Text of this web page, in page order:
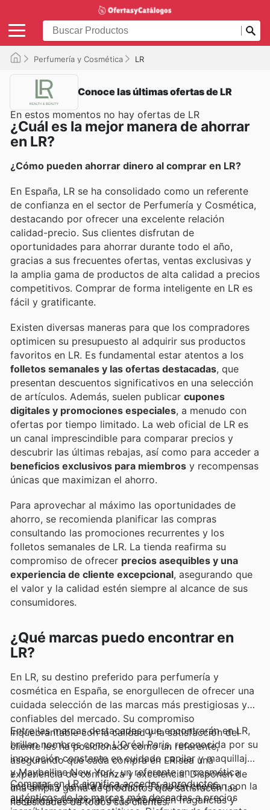
Perfumería y Cosmética LR
Conoce las últimas ofertas de LR
En estos momentos no hay ofertas de LR
¿Cuál es la mejor manera de ahorrar
en LR?
¿Cómo pueden ahorrar dinero al comprar en LR?
En España, LR se ha consolidado como un referente
de confianza en el sector de Perfumería y Cosmética,
destacando por ofrecer una excelente relación
calidad-precio. Sus clientes disfrutan de
oportunidades para ahorrar durante todo el año,
gracias a sus frecuentes ofertas, ventas exclusivas y
la amplia gama de productos de alta calidad a precios
competitivos. Comprar de forma inteligente en LR es
fácil y gratificante.
Existen diversas maneras para que los compradores
optimicen su presupuesto al adquirir sus productos
favoritos en LR. Es fundamental estar atentos a los
folletos semanales y las ofertas destacadas, que
presentan descuentos significativos en una selección
de artículos. Además, suelen publicar cupones
digitales y promociones especiales, a menudo con
ofertas por tiempo limitado. La web oficial de LR es
un canal imprescindible para comparar precios y
descubrir las últimas rebajas, así como para acceder a
beneficios exclusivos para miembros y recompensas
únicas que maximizan el ahorro.
Para aprovechar al máximo las oportunidades de
ahorro, se recomienda planificar las compras
consultando las promociones recurrentes y los
folletos semanales de LR. La tienda reafirma su
compromiso de ofrecer precios asequibles y una
experiencia de cliente excepcional, asegurando que
el valor y la calidad estén siempre al alcance de sus
consumidores.
¿Qué marcas puedo encontrar en
LR?
En LR, su destino preferido para perfumería y
cosmética en España, se enorgullecen de ofrecer una
cuidada selección de las marcas más prestigiosas y
confiables del mercado. Su compromiso
inquebrantable con la calidad y la satisfacción del
cliente les ha posicionado como un referente,
asegurando que cada compra en LR sea una
experiencia de confianza y excelencia. Disponen de
una amplia gama de productos que satisfacen las
necesidades de todos sus clientes.
Entre las marcas destacadas que encontrarán en LR,
brillan nombres como L'Oréal Paris, reconocida por su
innovación constante en cuidado capilar y maquillaje,
y Maybelline New York, un referente en cosmética
accesible y de alta tendencia. También cuentan con la
elegancia atemporal de Lancôme en fragancias y
Comprar en LR significa acceder a productos
auténticos de las marcas más deseadas a precios